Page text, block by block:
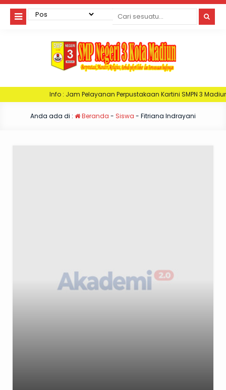
Info : Jam Pelayanan Perpustakaan Kartini SMPN 3 Madiun. Hari Senin
Anda ada di : Beranda - Siswa - Fitriana Indrayani